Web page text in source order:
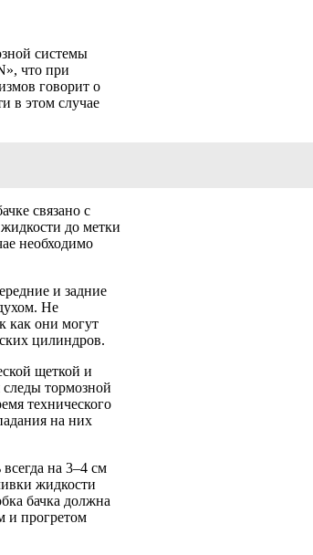
системы
что при
говорит о
в этом случае
связано с
до метки
необходимо
и задние
Не
как они могут
цилиндров.
щеткой и
тормозной
технического
на них
на 3–4 см
жидкости
бачка должна
и прогретом